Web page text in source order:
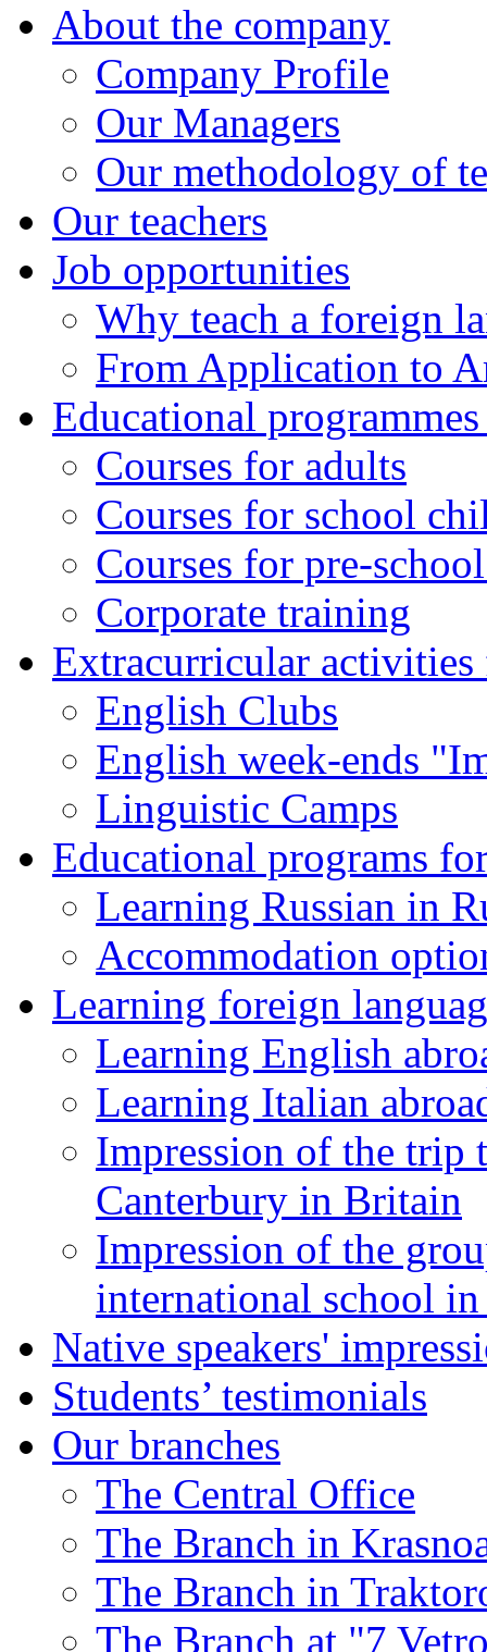
About the company
Company Profile
Our Managers
Our methodology of
Our teachers
Job opportunities
Why teach a foreign
From Application to
Educational
Courses for adults
Courses for school
Courses for pre-
Corporate training
Extracurricular
English Clubs
English week-ends
Linguistic Camps
Educational programs
Learning Russian in
Accommodation
Learning foreign
Learning English
Learning Italian
Impression of the trip
Canterbury in Britain
Impression of the
international school
Native speakers'
Students’ testimonials
Our branches
The Central Office
The Branch in
The Branch in
The Branch at "7